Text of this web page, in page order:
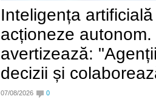
Inteligența
acționeze autonom.
avertizează:
decizii și
07/08/2026 0